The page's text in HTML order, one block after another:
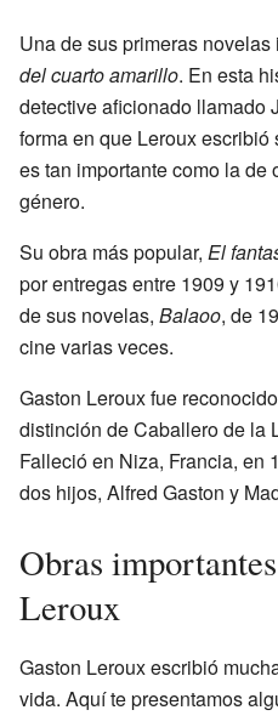
Una de sus primeras novelas
del cuarto amarillo. En esta
detective aficionado llamado
forma en que Leroux
es tan importante como la de
género.
Su obra más popular, El
por entregas entre 1909 y
de sus novelas, Balaoo, de
cine varias veces.
Gaston Leroux fue
distinción de Caballero de la
Falleció en Niza, Francia, en
dos hijos, Alfred Gaston y
Obras
Leroux
Gaston Leroux escribió
vida. Aquí te presentamos